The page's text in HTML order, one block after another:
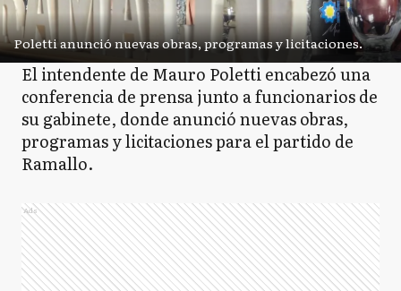
Poletti anunció nuevas obras, programas y licitaciones.
El intendente de Mauro Poletti encabezó una
conferencia de prensa junto a funcionarios de
su gabinete, donde anunció nuevas obras,
programas y licitaciones para el partido de
Ramallo.
Ads